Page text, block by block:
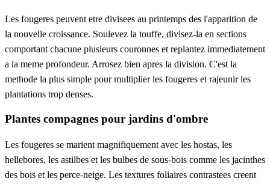
Les fougeres peuvent etre divisees au printemps des l'apparition de
la nouvelle croissance. Soulevez la touffe, divisez-la en sections
comportant chacune plusieurs couronnes et replantez immediatement
a la meme profondeur. Arrosez bien apres la division. C'est la
methode la plus simple pour multiplier les fougeres et rajeunir les
plantations trop denses.
Plantes compagnes pour jardins d'ombre
Les fougeres se marient magnifiquement avec les hostas, les
hellebores, les astilbes et les bulbes de sous-bois comme les jacinthes
des bois et les perce-neige. Les textures foliaires contrastees creent